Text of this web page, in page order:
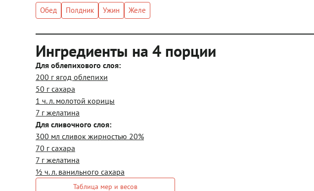
Обед Полдник Ужин Желе
Ингредиенты на 4 порции
Для облепихового слоя:
200 г ягод облепихи
50 г сахара
1 ч. л. молотой корицы
7 г желатина
Для сливочного слоя:
300 мл сливок жирностью 20%
70 г сахара
7 г желатина
½ ч. л. ванильного сахара
Таблица мер и весов